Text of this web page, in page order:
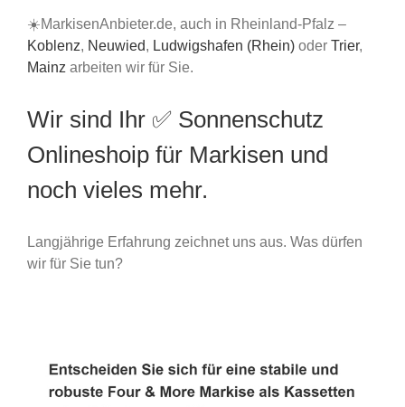
☀️MarkisenAnbieter.de, auch in Rheinland-Pfalz –
Koblenz, Neuwied, Ludwigshafen (Rhein) oder Trier,
Mainz arbeiten wir für Sie.
Wir sind Ihr ✅ Sonnenschutz
Onlineshoip für Markisen und
noch vieles mehr.
Langjährige Erfahrung zeichnet uns aus. Was dürfen
wir für Sie tun?